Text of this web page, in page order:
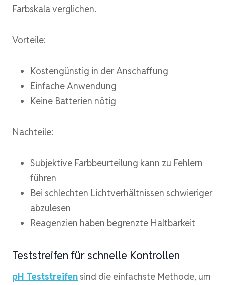
Farbskala verglichen.
Vorteile:
Kostengünstig in der Anschaffung
Einfache Anwendung
Keine Batterien nötig
Nachteile:
Subjektive Farbbeurteilung kann zu Fehlern
führen
Bei schlechten Lichtverhältnissen schwieriger
abzulesen
Reagenzien haben begrenzte Haltbarkeit
Teststreifen für schnelle Kontrollen
pH Teststreifen sind die einfachste Methode, um